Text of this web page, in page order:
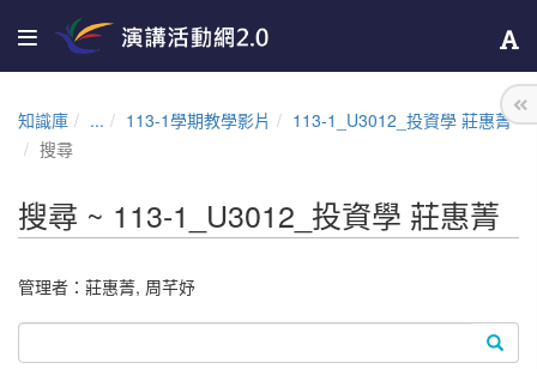
知識庫 ... 113-1學期教學影片
113-1_U3012_投資學 莊惠菁
搜尋
搜尋 ~ 113-1_U3012_投資學 莊惠菁
管理者： 莊惠菁, 周芊妤